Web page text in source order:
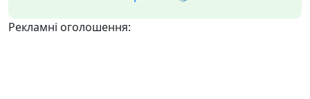
Рекламні оголошення: